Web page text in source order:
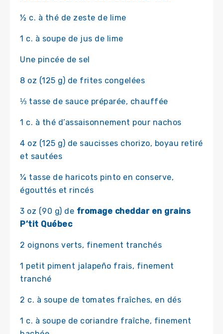
½ c. à thé de zeste de lime
1 c. à soupe de jus de lime
Une pincée de sel
8 oz (125 g) de frites congelées
⅓ tasse de sauce préparée, chauffée
1 c. à thé d’assaisonnement pour nachos
4 oz (125 g) de saucisses chorizo, boyau retiré
et sautées
¼ tasse de haricots pinto en conserve,
égouttés et rincés
3 oz (90 g) de fromage cheddar en grains
P’tit Québec
2 oignons verts, finement tranchés
1 petit piment jalapeño frais, finement
tranché
2 c. à soupe de tomates fraîches, en dés
1 c. à soupe de coriandre fraîche, finement